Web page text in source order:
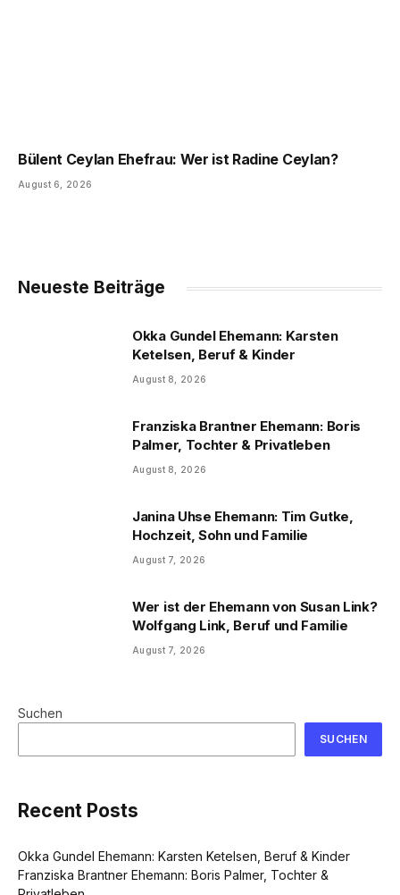
Bülent Ceylan Ehefrau: Wer ist Radine Ceylan?
August 6, 2026
Neueste Beiträge
Okka Gundel Ehemann: Karsten
Ketelsen, Beruf & Kinder
August 8, 2026
Franziska Brantner Ehemann: Boris
Palmer, Tochter & Privatleben
August 8, 2026
Janina Uhse Ehemann: Tim Gutke,
Hochzeit, Sohn und Familie
August 7, 2026
Wer ist der Ehemann von Susan Link?
Wolfgang Link, Beruf und Familie
August 7, 2026
Suchen
SUCHEN
Recent Posts
Okka Gundel Ehemann: Karsten Ketelsen, Beruf & Kinder
Franziska Brantner Ehemann: Boris Palmer, Tochter &